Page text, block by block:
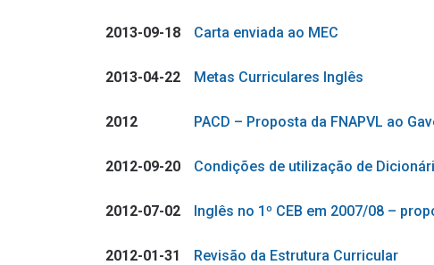
2013-09-18 Carta enviada ao MEC
2013-04-22 Metas Curriculares Inglês
2012 PACD – Proposta da FNAPVL ao
2012-09-20 Condições de utilização de
2012-07-02 Inglês no 1º CEB em 2007/08 –
2012-01-31 Revisão da Estrutura Curricular